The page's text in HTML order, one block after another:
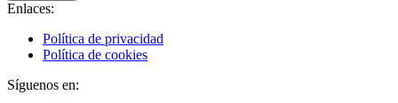
Enlaces:
Política de privacidad
Política de cookies
Síguenos en: